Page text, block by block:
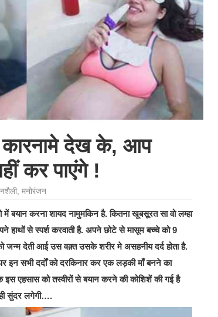
कारनामे देख के, आप
कर पाएंगे !
, मनोरंजन
बयान करना शायद नामुमकिन है. कितना खूबसूरत सा वो लम्हा
से स्पर्श करवाती है. अपने छोटे से मासूम बच्चे को 9
देती आई उस वक़्त उसके शरीर मे असहनीय दर्द होता है.
इन सभी दर्दों को दरकिनार कर एक लड़की माँ बनने का
एहसास को तस्वीरों से बयान करने की कोशिशें की गई है
सुंदर लगेगी….